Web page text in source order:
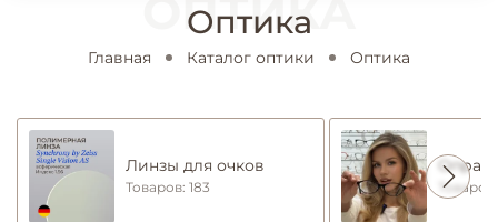
Оптика
Главная Каталог оптики Оптика
Линзы для очков
Товаров: 183